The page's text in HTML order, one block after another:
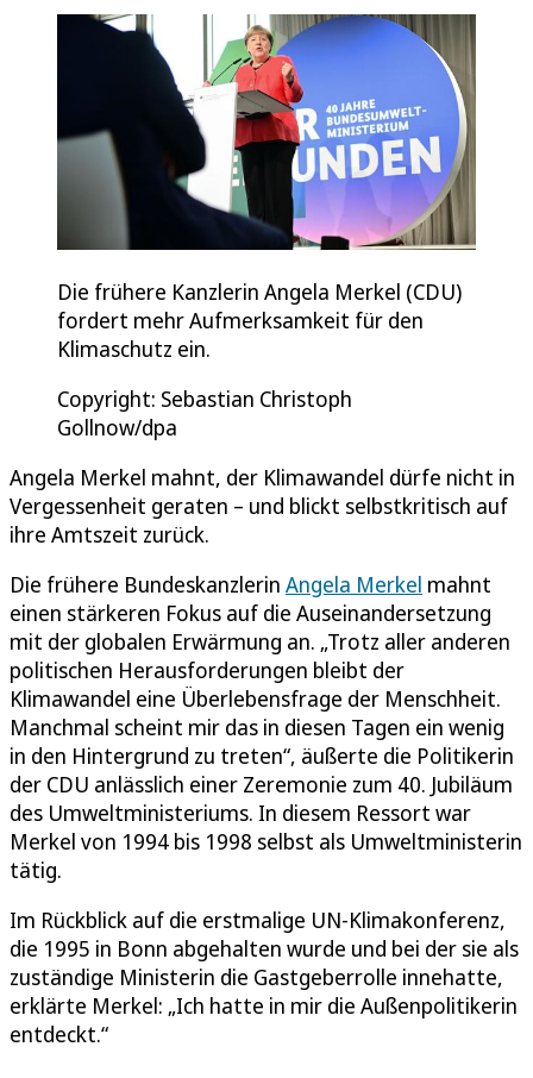
Die frühere Kanzlerin Angela Merkel (CDU)
fordert mehr Aufmerksamkeit für den
Klimaschutz ein.
Copyright: Sebastian Christoph
Gollnow/dpa
Angela Merkel mahnt, der Klimawandel dürfe nicht in
Vergessenheit geraten – und blickt selbstkritisch auf
ihre Amtszeit zurück.
Die frühere Bundeskanzlerin Angela Merkel mahnt
einen stärkeren Fokus auf die Auseinandersetzung
mit der globalen Erwärmung an. „Trotz aller anderen
politischen Herausforderungen bleibt der
Klimawandel eine Überlebensfrage der Menschheit.
Manchmal scheint mir das in diesen Tagen ein wenig
in den Hintergrund zu treten“, äußerte die Politikerin
der CDU anlässlich einer Zeremonie zum 40. Jubiläum
des Umweltministeriums. In diesem Ressort war
Merkel von 1994 bis 1998 selbst als Umweltministerin
tätig.
Im Rückblick auf die erstmalige UN-Klimakonferenz,
die 1995 in Bonn abgehalten wurde und bei der sie als
zuständige Ministerin die Gastgeberrolle innehatte,
erklärte Merkel: „Ich hatte in mir die Außenpolitikerin
entdeckt.“